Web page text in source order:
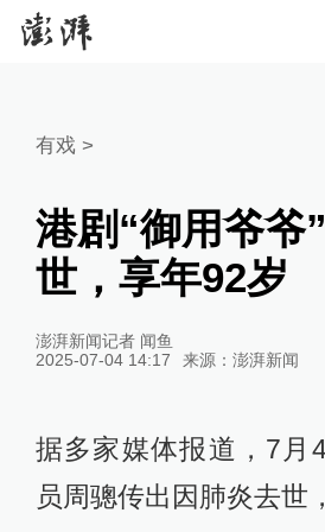
有戏 >
港剧“御用爷爷
世，享年92岁
澎湃新闻记者 闻鱼
2025-07-04 14:17
来源： 澎湃新闻
据多家媒体报道，7月
员周骢传出因肺炎去世